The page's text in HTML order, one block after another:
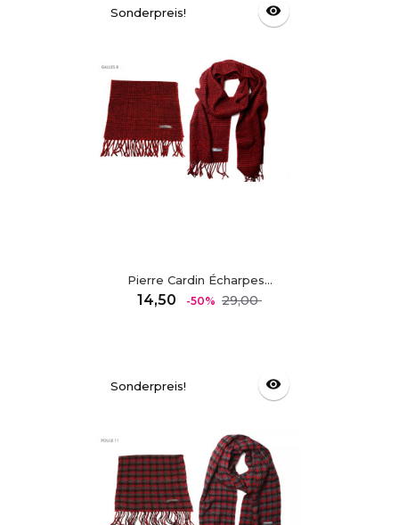
Sonderpreis! visibility
Pierre Cardin Écharpes...
14,50
Regulärer
-50% 29,00Preis
Sonderpreis! visibility